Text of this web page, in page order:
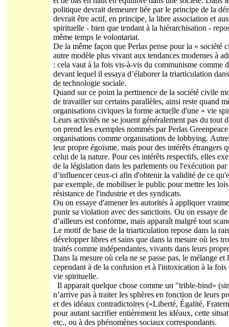
politique devrait demeurer liée par le principe de la
devrait être actif, en principe, la libre association et
spirituelle - bien que tendant à la hiérarchisation -
même temps le volontariat.
De la même façon que Perlas pense pour la «
autre modèle plus vivant aux tendances modernes à
: cela vaut à la fois vis-à-vis du communisme comme
devant lequel il essaya d’élaborer la triarticulation
de technologie sociale.
Quand sur ce point la pertinence de la société civile
de travailler sur certains parallèles, ainsi reste quand
organisations civiques la forme actuelle d'une « vie
Leurs activités ne se jouent généralement pas du
on prend les exemples nommés par Perlas
organisations comme organisations de lobbying.
leur propre égoïsme, mais pour des intérêts étrangers
celui de la nature. Pour ces intérêts respectifs, elles
de la législation dans les parlements ou l'exécution
d’influencer ceux-ci afin d'obtenir la validité de ce
par exemple, de mobiliser le public pour mettre les
résistance de l'industrie et des syndicats.
Ou on essaye d'amener les autorités à appliquer
punir sa violation avec des sanctions. Ou on essaye
d’ailleurs est conforme, mais apparaît malgré tout
Le motif de base de la triarticulation repose dans la
développer libres et sains que dans la mesure où les
traités comme indépendantes, vivants dans leurs
Dans la mesure où cela ne se passe pas, le mélange
cependant à de la confusion et à l'intoxication à la
vie spirituelle.
Il apparait quelque chose comme un "trible-bind»
n’arrive pas à traiter les sphères en fonction de leurs
et des idéaux contradictoires («Liberté, Égalité,
pour autant sacrifier entièrement les idéaux, cette
etc., ou à des phénomènes sociaux correspondants.